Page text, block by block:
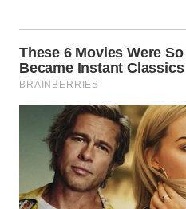
WN
LANGKAT
WN
TAPANULI
SELATAN
WN
TANJUNG